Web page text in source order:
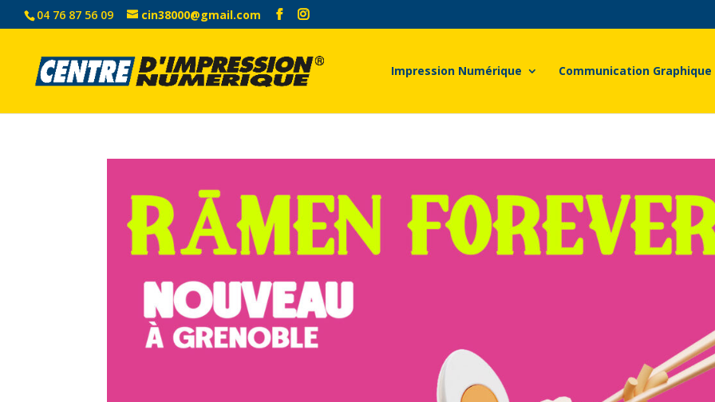
04 76 87 56 09 cin38000@gmail.com
Impression Numérique Communication Graphique